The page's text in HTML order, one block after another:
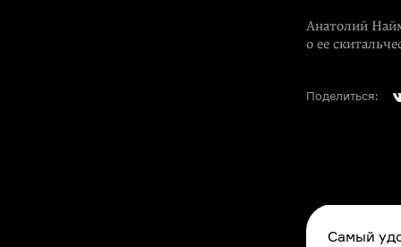
Анатолий
о ее
Поделиться:
Самый